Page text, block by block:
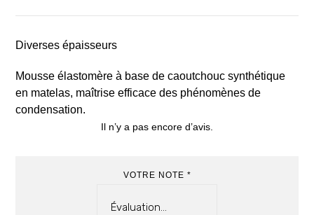
Diverses épaisseurs
Mousse élastomère à base de caoutchouc synthétique
en matelas, maîtrise efficace des phénomènes de
condensation.
Il n’y a pas encore d’avis.
VOTRE NOTE *